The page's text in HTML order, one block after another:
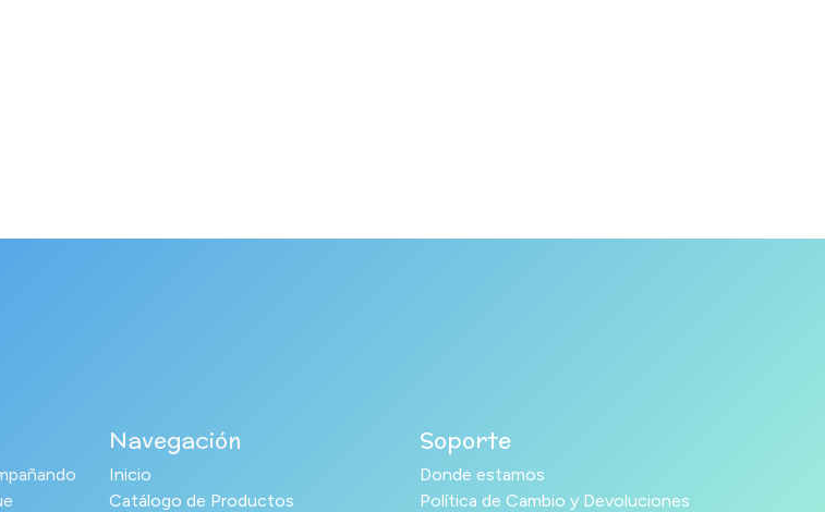
Navegación
Inicio
Catálogo de Productos
Soporte
Donde estamos
Política de Cambio y Devoluciones